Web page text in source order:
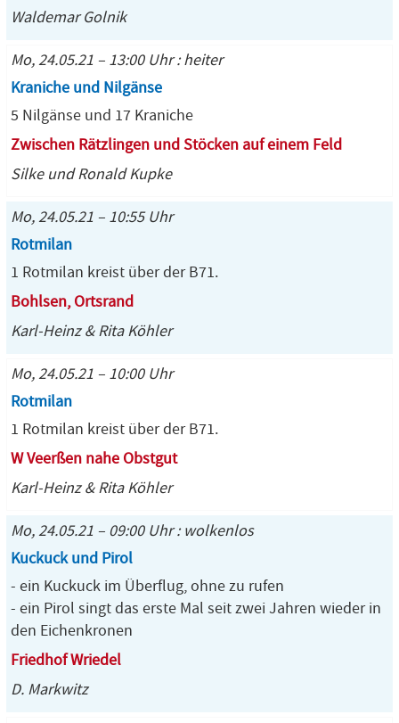
Waldemar Golnik
Mo, 24.05.21 – 13:00 Uhr : heiter
Kraniche und Nilgänse
5 Nilgänse und 17 Kraniche
Zwischen Rätzlingen und Stöcken auf einem Feld
Silke und Ronald Kupke
Mo, 24.05.21 – 10:55 Uhr
Rotmilan
1 Rotmilan kreist über der B71.
Bohlsen, Ortsrand
Karl-Heinz & Rita Köhler
Mo, 24.05.21 – 10:00 Uhr
Rotmilan
1 Rotmilan kreist über der B71.
W Veerßen nahe Obstgut
Karl-Heinz & Rita Köhler
Mo, 24.05.21 – 09:00 Uhr : wolkenlos
Kuckuck und Pirol
- ein Kuckuck im Überflug, ohne zu rufen
- ein Pirol singt das erste Mal seit zwei Jahren wieder in
den Eichenkronen
Friedhof Wriedel
D. Markwitz